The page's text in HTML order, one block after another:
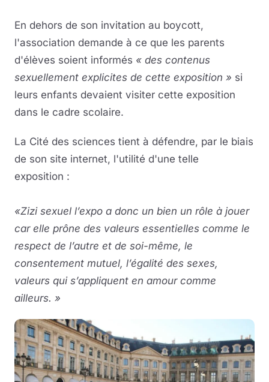
En dehors de son invitation au boycott,
l'association demande à ce que les parents
d'élèves soient informés « des contenus
sexuellement explicites de cette exposition » si
leurs enfants devaient visiter cette exposition
dans le cadre scolaire.
La Cité des sciences tient à défendre, par le biais
de son site internet, l'utilité d'une telle
exposition :
«Zizi sexuel l’expo a donc un bien un rôle à jouer
car elle prône des valeurs essentielles comme le
respect de l’autre et de soi-même, le
consentement mutuel, l’égalité des sexes,
valeurs qui s’appliquent en amour comme
ailleurs. »